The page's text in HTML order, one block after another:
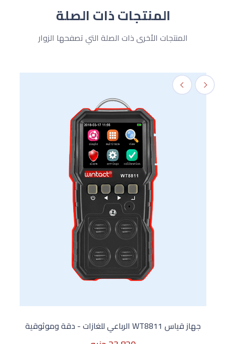
المنتجات ذات الصلة
المنتجات الأخرى ذات الصلة التي تصفحها الزوار
جهاز قياس WT8811 الرباعي للغازات - دقة وموثوقية